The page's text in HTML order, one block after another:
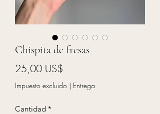
Chispita de fresas
25,00 US$
Impuesto excluido | Entrega
Cantidad *